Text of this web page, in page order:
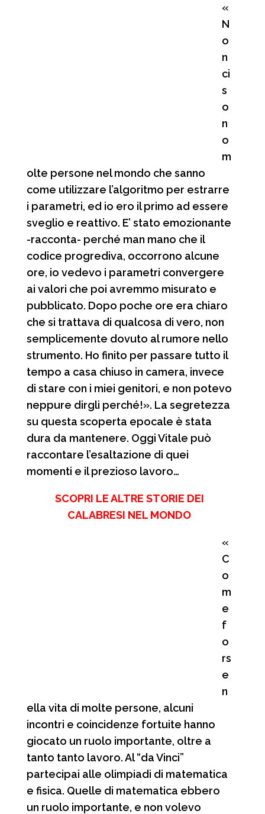
«
N
o
n
ci
s
o
n
o
m
olte persone nel mondo che sanno
come utilizzare l’algoritmo per estrarre
i parametri, ed io ero il primo ad essere
sveglio e reattivo. E’ stato emozionante
-racconta- perché man mano che il
codice progrediva, occorrono alcune
ore, io vedevo i parametri convergere
ai valori che poi avremmo misurato e
pubblicato. Dopo poche ore era chiaro
che si trattava di qualcosa di vero, non
semplicemente dovuto al rumore nello
strumento. Ho finito per passare tutto il
tempo a casa chiuso in camera, invece
di stare con i miei genitori, e non potevo
neppure dirgli perché!». La segretezza
su questa scoperta epocale è stata
dura da mantenere. Oggi Vitale può
raccontare l’esaltazione di quei
momenti e il prezioso lavoro…
SCOPRI LE ALTRE STORIE DEI
CALABRESI NEL MONDO
«
C
o
m
e
f
o
rs
e
n
ella vita di molte persone, alcuni
incontri e coincidenze fortuite hanno
giocato un ruolo importante, oltre a
tanto tanto lavoro. Al “da Vinci”
partecipai alle olimpiadi di matematica
e fisica. Quelle di matematica ebbero
un ruolo importante, e non volevo